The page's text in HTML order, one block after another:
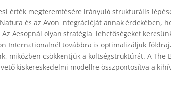
érték megteremtésére irányuló strukturális
és az Avon integrációját annak érdekében,
Aesopnál olyan stratégiai lehetőségeket
Internationalnél továbbra is optimalizáljuk
miközben csökkentjük a költségstruktúrát. A The
kiskereskedelmi modellre összpontosítva a